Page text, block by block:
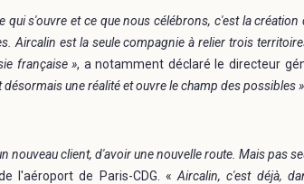
qui s'ouvre et ce que nous célébrons, c'est la
Aircalin est la seule compagnie à relier trois
française », a notamment déclaré le directeur
une réalité et ouvre le champ des possibles ».
nouveau client, d'avoir une nouvelle route. Mais pas
l'aéroport de Paris-CDG. «Aircalin, c'est déjà,